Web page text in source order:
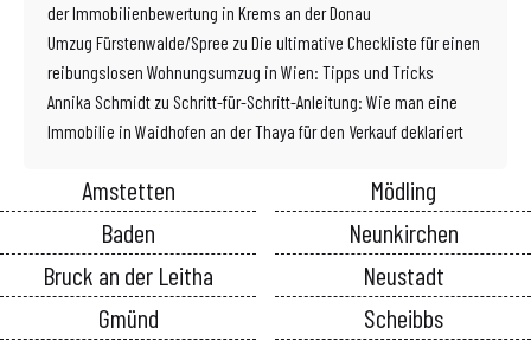
der Immobilienbewertung in Krems an der Donau
Umzug Fürstenwalde/Spree zu Die ultimative Checkliste für einen
reibungslosen Wohnungsumzug in Wien: Tipps und Tricks
Annika Schmidt zu Schritt-für-Schritt-Anleitung: Wie man eine
Immobilie in Waidhofen an der Thaya für den Verkauf deklariert
Amstetten
Baden
Bruck an der Leitha
Gmünd
Mödling
Neunkirchen
Neustadt
Scheibbs